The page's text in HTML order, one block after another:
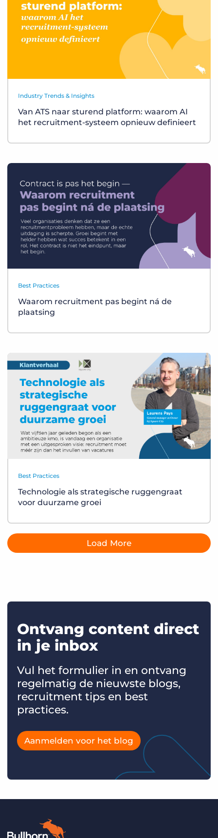
Industry Trends & Insights
Van ATS naar sturend platform: waarom AI
het recruitment-systeem opnieuw definieert
Best Practices
Waarom recruitment pas begint ná de
plaatsing
Best Practices
Technologie als strategische ruggengraat
voor duurzame groei
Load More
Ontvang content direct
in je inbox
Vul het formulier in en ontvang
regelmatig de nieuwste blogs,
recruitment tips en best
practices.
Aanmelden voor het blog